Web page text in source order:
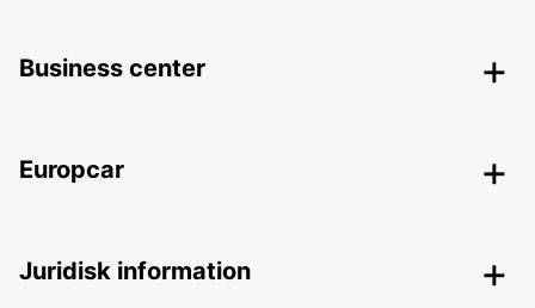
Business center
Europcar
Juridisk information